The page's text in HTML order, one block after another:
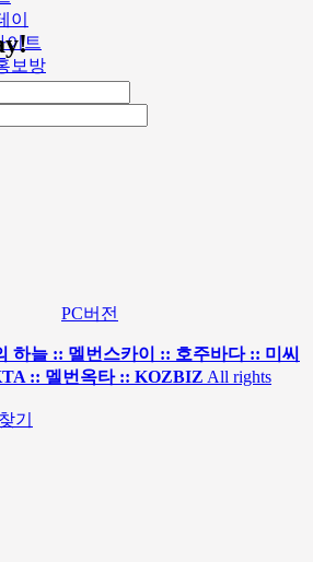
이
이트
보방
PC버전
하늘 :: 멜번스카이 :: 호주바다 :: 미씨
:: 멜번옥타 :: KOZBIZ All rights
기